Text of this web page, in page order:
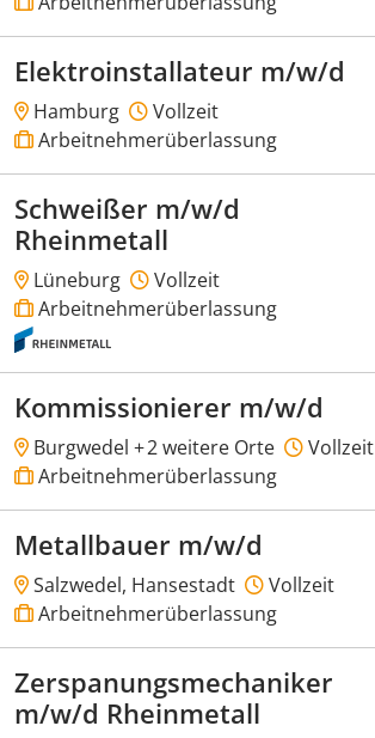
Elektroinstallateur m/w/d
Hamburg
Vollzeit
Arbeitnehmerüberlassung
Schweißer m/w/d
Rheinmetall
Lüneburg
Vollzeit
Arbeitnehmerüberlassung
Kommissionierer m/w/d
Burgwedel +2 weitere Orte
Vollzeit
Arbeitnehmerüberlassung
Metallbauer m/w/d
Salzwedel, Hansestadt
Vollzeit
Arbeitnehmerüberlassung
Zerspanungsmechaniker
m/w/d Rheinmetall